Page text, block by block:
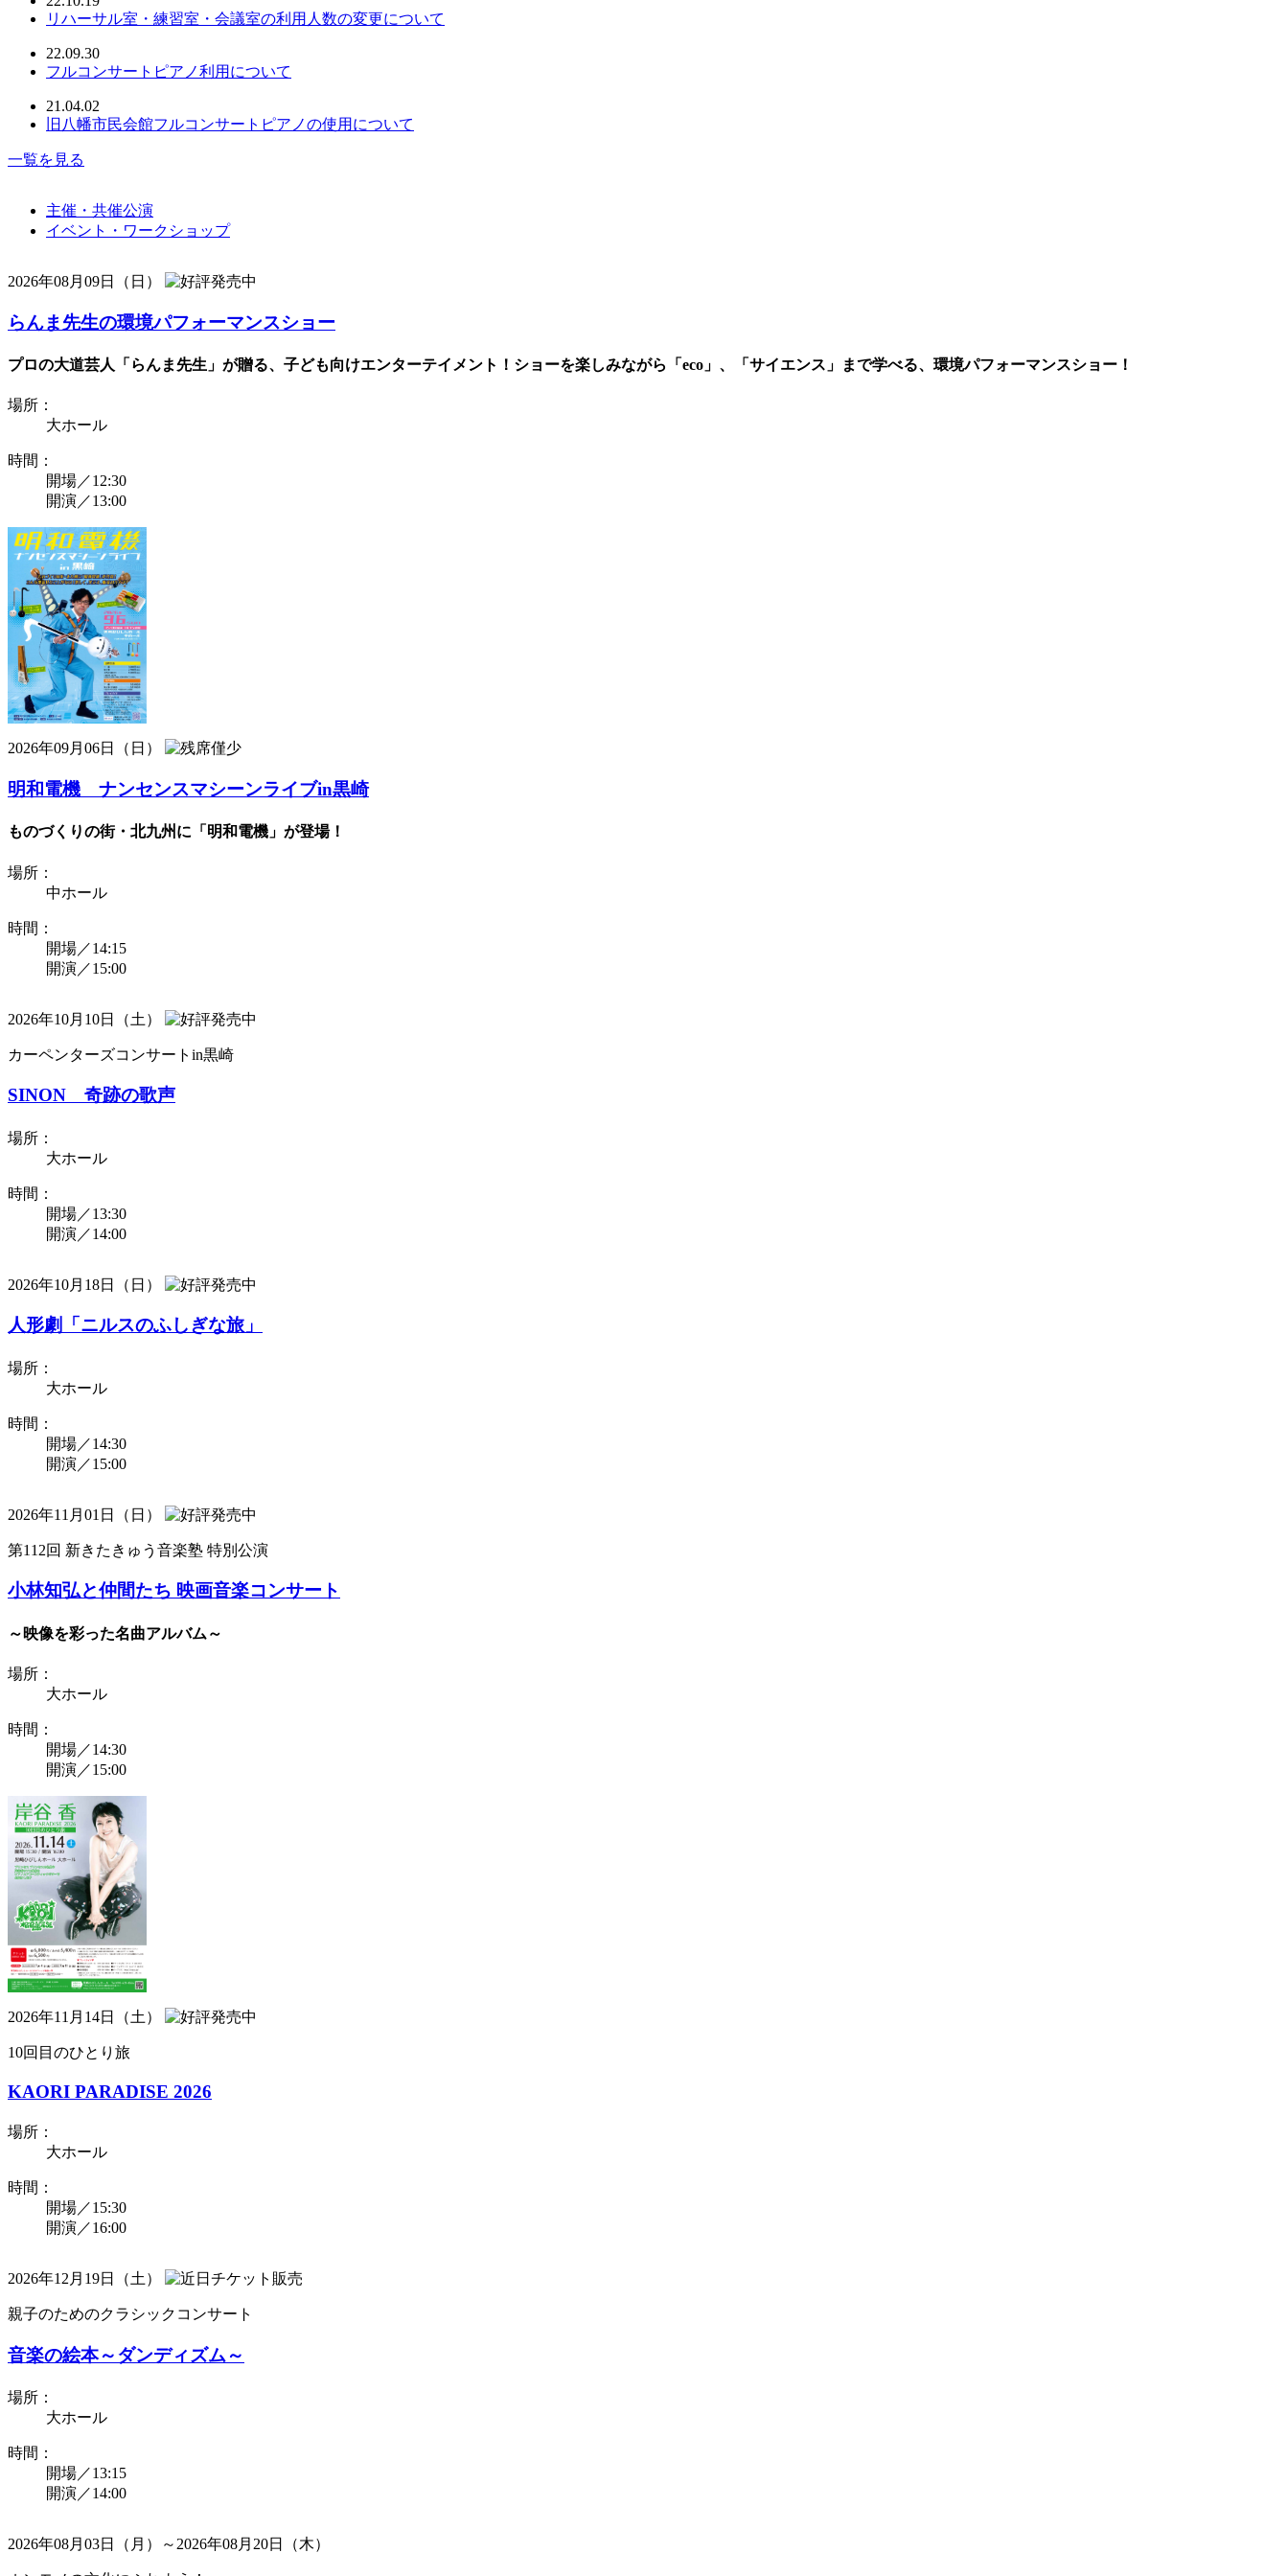
リハーサル室・練習室・会議室の利用人数の変更について
22.09.30
フルコンサートピアノ利用について
21.04.02
旧八幡市民会館フルコンサートピアノの使用について
一覧を見る
主催・共催公演
イベント・ワークショップ
2026年08月09日（日）
らんま先生の環境パフォーマンスショー
プロの大道芸人「らんま先生」が贈る、子ども向けエンターテイメント！ショーを楽しみながら「eco」、「サイエンス」まで学べる、環境パフォーマンスショー！
場所：
大ホール
時間：
開場／12:30
開演／13:00
2026年09月06日（日）
明和電機 ナンセンスマシーンライブin黒崎
ものづくりの街・北九州に「明和電機」が登場！
場所：
中ホール
時間：
開場／14:15
開演／15:00
2026年10月10日（土）
カーペンターズコンサートin黒崎
SINON 奇跡の歌声
場所：
大ホール
時間：
開場／13:30
開演／14:00
2026年10月18日（日）
人形劇「ニルスのふしぎな旅」
場所：
大ホール
時間：
開場／14:30
開演／15:00
2026年11月01日（日）
第112回 新きたきゅう音楽塾 特別公演
小林知弘と仲間たち 映画音楽コンサート
～映像を彩った名曲アルバム～
場所：
大ホール
時間：
開場／14:30
開演／15:00
2026年11月14日（土）
10回目のひとり旅
KAORI PARADISE 2026
場所：
大ホール
時間：
開場／15:30
開演／16:00
2026年12月19日（土）
親子のためのクラシックコンサート
音楽の絵本～ダンディズム～
場所：
大ホール
時間：
開場／13:15
開演／14:00
2026年08月03日（月）～2026年08月20日（木）